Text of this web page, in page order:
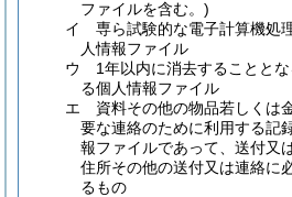
ファイルを含む。)
イ
専ら試験的な電子計算機処
人情報ファイル
ウ
1年以内に消去することと
る個人情報ファイル
エ
資料その他の物品若しくは
要な連絡のために利用する記
報ファイルであって、送付又
住所その他の送付又は連絡に
るもの